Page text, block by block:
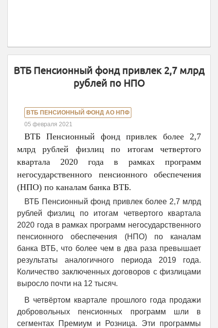
ВТБ Пенсионный фонд привлек 2,7 млрд
рублей по НПО
ВТБ ПЕНСИОННЫЙ ФОНД АО НПФ
05 февраля 2021
ВТБ Пенсионный фонд привлек более 2,7
млрд рублей физлиц по итогам четвертого
квартала 2020 года в рамках программ
негосударственного пенсионного обеспечения
(НПО) по каналам банка ВТБ.
ВТБ Пенсионный фонд привлек более 2,7 млрд
рублей физлиц по итогам четвертого квартала
2020 года в рамках программ негосударственного
пенсионного обеспечения (НПО) по каналам
банка ВТБ, что более чем в два раза превышает
результаты аналогичного периода 2019 года.
Количество заключенных договоров с физлицами
выросло почти на 12 тысяч.
В четвёртом квартале прошлого года продажи
добровольных пенсионных программ шли в
сегментах Премиум и Розница. Эти программы